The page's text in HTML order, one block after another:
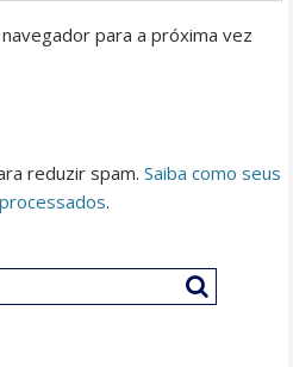
para a próxima vez
reduzir spam.Saiba como seus
.